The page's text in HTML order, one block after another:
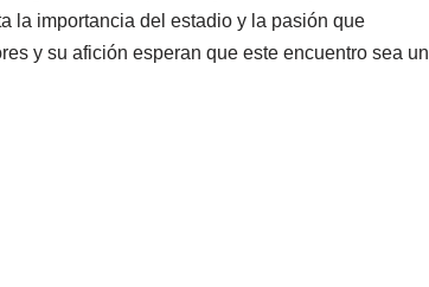
la importancia del estadio y la pasión que
y su afición esperan que este encuentro sea un